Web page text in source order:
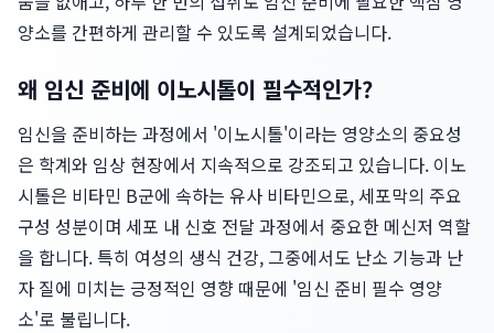
양소를 간편하게 관리할 수 있도록 설계되었습니다.
왜 임신 준비에 이노시톨이 필수적인가?
임신을 준비하는 과정에서 '이노시톨'이라는 영양소의 중요성
은 학계와 임상 현장에서 지속적으로 강조되고 있습니다. 이노
시톨은 비타민 B군에 속하는 유사 비타민으로, 세포막의 주요
구성 성분이며 세포 내 신호 전달 과정에서 중요한 메신저 역할
을 합니다. 특히 여성의 생식 건강, 그중에서도 난소 기능과 난
자 질에 미치는 긍정적인 영향 때문에 '임신 준비 필수 영양
소'로 불립니다.